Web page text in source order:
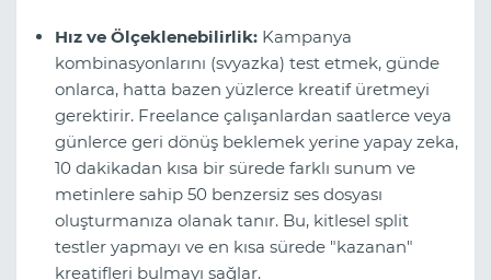
Hız ve Ölçeklenebilirlik: Kampanya
kombinasyonlarını (svyazka) test etmek, günde
onlarca, hatta bazen yüzlerce kreatif üretmeyi
gerektirir. Freelance çalışanlardan saatlerce veya
günlerce geri dönüş beklemek yerine yapay zeka,
10 dakikadan kısa bir sürede farklı sunum ve
metinlere sahip 50 benzersiz ses dosyası
oluşturmanıza olanak tanır. Bu, kitlesel split
testler yapmayı ve en kısa sürede "kazanan"
kreatifleri bulmayı sağlar.